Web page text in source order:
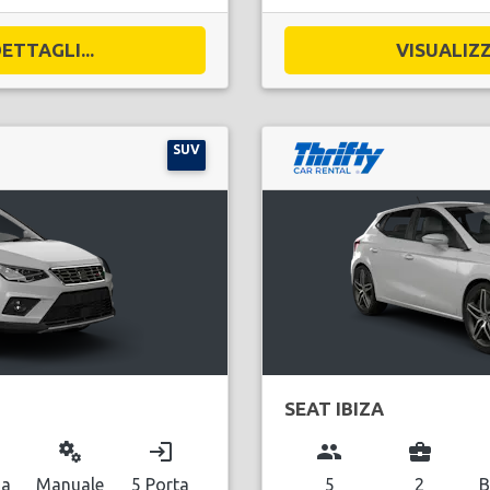
SUV
miscellaneous_services
Manuale
login
5 Porta
SEAT IBIZA
group
5
business_center
2